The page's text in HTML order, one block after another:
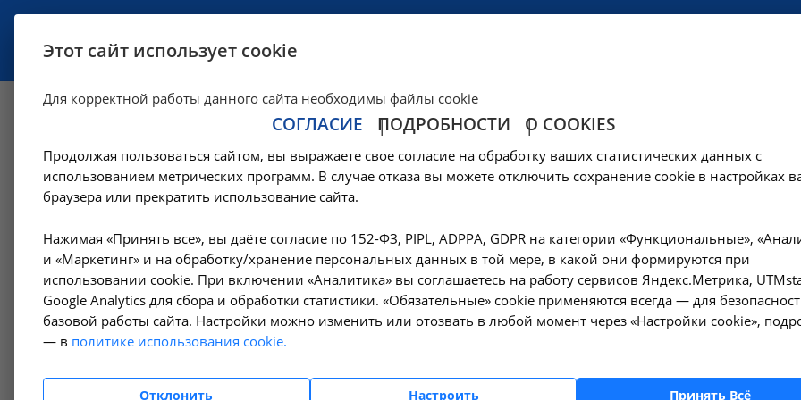
Медицинская эвакуация пациента
спуском пациента на носилках
границы города Иркутска-1 типа
23.18 в Усолье-Сибирском
Цены в Усолье-Сибирском — Скорая медицинская помощь
Медицинская эвакуация пациента с подъемом и спуском пациента на носилках (свыше 10 км от границы города Иркутска-1 типа
Этот сайт использует cookie
Для корректной работы данного сайта необходимы файлы cookie
СОГЛАСИЕ ПОДРОБНОСТИ О COOKIES
Продолжая пользоваться сайтом, вы выражаете свое согласие на обработку ваших статистических данных с
использованием метрических программ. В случае отказа вы можете отключить сохранение cookie в настройках
браузера или прекратить использование сайта.
Нажимая «Принять все», вы даёте согласие по 152-ФЗ, PIPL, ADPPA, GDPR на категории «Функциональные»,
и «Маркетинг» и на обработку/хранение персональных данных в той мере, в какой они формируются при
использовании cookie. При включении «Аналитика» вы соглашаетесь на работу сервисов Яндекс.Метрика,
Google Analytics для сбора и обработки статистики. «Обязательные» cookie применяются всегда — для
базовой работы сайта. Настройки можно изменить или отозвать в любой момент через «Настройки cookie»,
— в политике использования cookie.
Отклонить Настроить Принять Всё